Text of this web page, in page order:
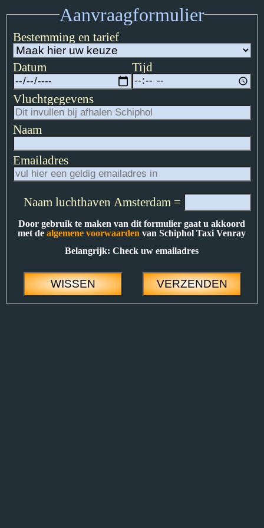
Aanvraagformulier
Bestemming en tarief
Datum Tijd
Vluchtgegevens
Naam
Emailadres
Naam luchthaven Amsterdam =
Door gebruik te maken van dit formulier gaat u akkoord
met dealgemene voorwaarden van Schiphol Taxi Venray
Belangrijk: Check uw emailadres